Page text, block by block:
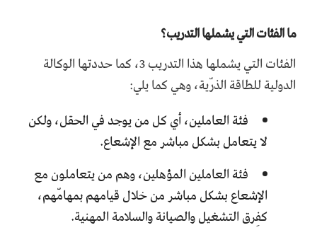
ما الفئات التي يشملها التدريب؟
الفئات التي يشملها هذا التدريب 3، كما حددتها الوكالة
الدولية للطاقة الذرّية، وهي كما يلي:
فئة العاملين، أي كل من يوجد في الحقل، ولكن
لا يتعامل بشكل مباشر مع الإشعاع.
فئة العاملين المؤهلين، وهم من يتعاملون مع
الإشعاع بشكل مباشر من خلال قيامهم بمهامّهم،
كفِرق التشغيل والصيانة والسلامة المهنية.